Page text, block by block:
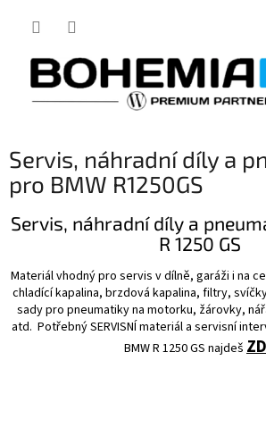
Servis, náhradní díly a
pro BMW R1250GS
Servis, náhradní díly a
R 1250 GS
Materiál vhodný pro servis v dílně, garáži i na
chladící kapalina, brzdová kapalina, filtry,
sady pro pneumatiky na motorku, žárovky,
atd. Potřebný SERVISNÍ materiál a servisní
BMW R 1250 GS najdeš